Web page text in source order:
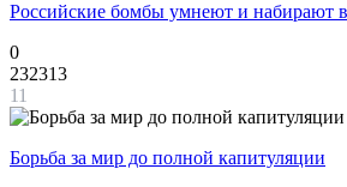
Российские бомбы умнеют и набирают
0
232313
11
Борьба за мир до полной капитуляции